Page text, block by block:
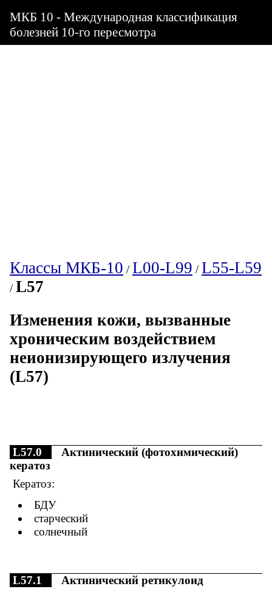
МКБ 10 - Международная классификация
болезней 10-го пересмотра
Классы МКБ-10 /L00-L99 /L55-L59
/L57
Изменения кожи, вызванные
хроническим воздействием
неионизирующего излучения
(L57)
L57.0
Актинический (фотохимический)
кератоз
Кератоз:
БДУ
старческий
солнечный
L57.1 Актинический ретикулоид